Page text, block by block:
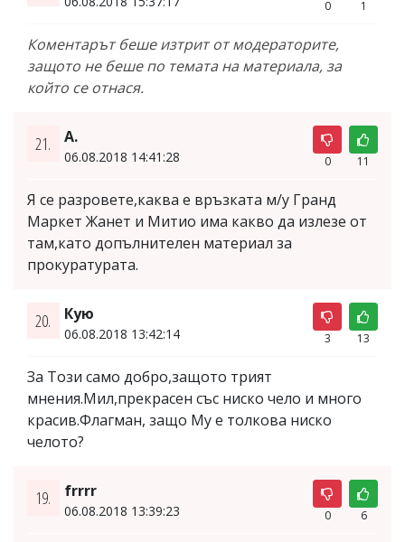
0 1
Коментарът беше изтрит от модераторите,
защото не беше по темата на материала, за
който се отнася.
21. А.
06.08.2018 14:41:28 0 11
Я се разровете,каква е връзката м/у Гранд
Маркет Жанет и Митио има какво да излезе от
там,като допълнителен материал за
прокуратурата.
20. Кую
06.08.2018 13:42:14 3 13
За Този само добро,защото трият
мнения.Мил,прекрасен със ниско чело и много
красив.Флагман, защо Му е толкова ниско
челото?
19. frrrr
06.08.2018 13:39:23 0 6